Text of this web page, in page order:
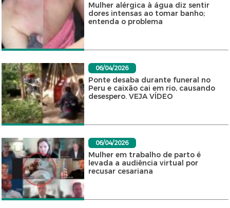
Mulher alérgica à água diz sentir
dores intensas ao tomar banho;
entenda o problema
06/04/2026
Ponte desaba durante funeral no
Peru e caixão cai em rio, causando
desespero. VEJA VÍDEO
06/04/2026
Mulher em trabalho de parto é
levada a audiência virtual por
recusar cesariana